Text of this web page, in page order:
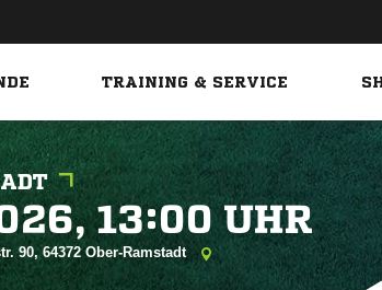
TRAINING & SERVICE
  
90, 64372 Ober-Ramstadt